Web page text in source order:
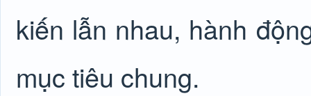
kiến lẫn nhau, hành
mục tiêu chung.